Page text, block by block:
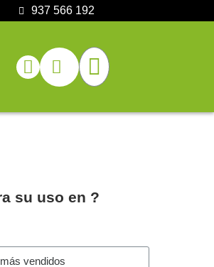
937 566 192
su uso en ?️